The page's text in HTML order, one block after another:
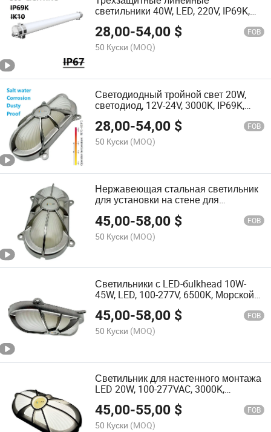
светильники 40W, LED, 220V, IP69K,
Ik10, освещение с датчиком
движения
28,00-54,00 $ FOB
50 Куски (MOQ)
Светодиодный тройной свет 20W,
светодиод, 12V-24V, 3000K, IP69K,
освещение для морских лодок
28,00-54,00 $ FOB
50 Куски (MOQ)
Нержавеющая стальная светильник
для установки на стене для
конвейерных лент в суровых
условиях offshore и промышленных
средах
45,00-58,00 $ FOB
50 Куски (MOQ)
Светильники с LED-бulkhead 10W-
45W, LED, 100-277V, 6500K, Морской
лодочный уличный настенный
светильник
45,00-58,00 $ FOB
50 Куски (MOQ)
Светильник для настенного монтажа
LED 20W, 100-277VAC, 3000K,
Нержавеющая сталь #316
Освещение для лодок
45,00-55,00 $ FOB
50 Куски (MOQ)